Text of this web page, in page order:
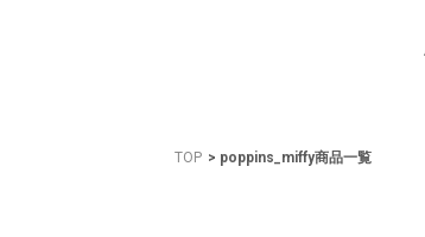
TOP poppins_miffy商品一覧